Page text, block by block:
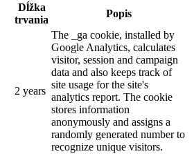
Dĺžka
trvania
Popis
2 years
The _ga cookie, installed by
Google Analytics, calculates
visitor, session and campaign
data and also keeps track of
site usage for the site's
analytics report. The cookie
stores information
anonymously and assigns a
randomly generated number to
recognize unique visitors.